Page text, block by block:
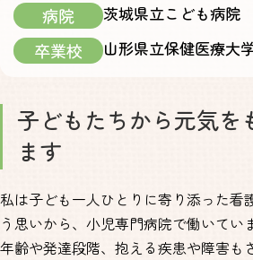
病院 茨城県立こども病院
卒業校 山形県立保健医療大
子どもたちから元気を
ます
私は子ども一人ひとりに寄り添った看
う思いから、小児専門病院で働いてい
年齢や発達段階、抱える疾患や障害も